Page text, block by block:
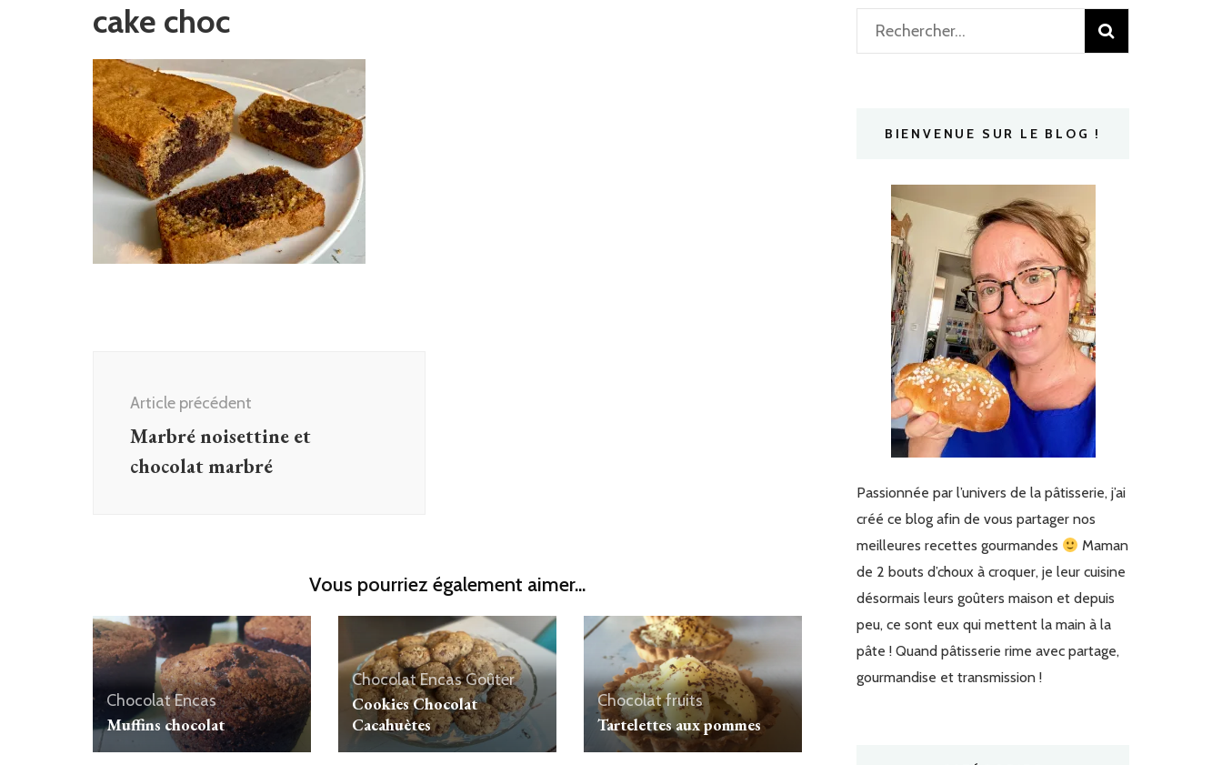
cake choc
d'article
Article précédent
Marbré noisettine et
chocolat marbré
Vous pourriez également aimer...
ChocolatEncas
Muffins chocolat
ChocolatEncasGoûter
Cookies Chocolat
Cacahuètes
Chocolatfruits
Tartelettes aux pommes
Rechercher :
BIENVENUE SUR LE BLOG !
Passionnée par l’univers de la pâtisserie, j’ai
créé ce blog afin de vous partager nos
meilleures recettes gourmandes
Maman
de 2 bouts d’choux à croquer, je leur cuisine
désormais leurs goûters maison et depuis
peu, ce sont eux qui mettent la main à la
pâte ! Quand pâtisserie rime avec partage,
gourmandise et transmission !